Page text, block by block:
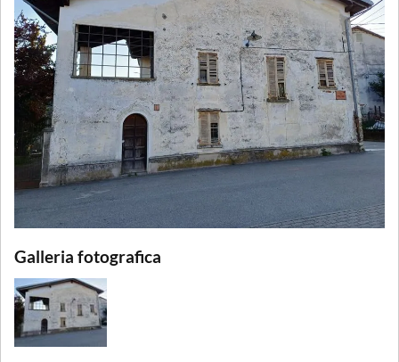
Galleria fotografica